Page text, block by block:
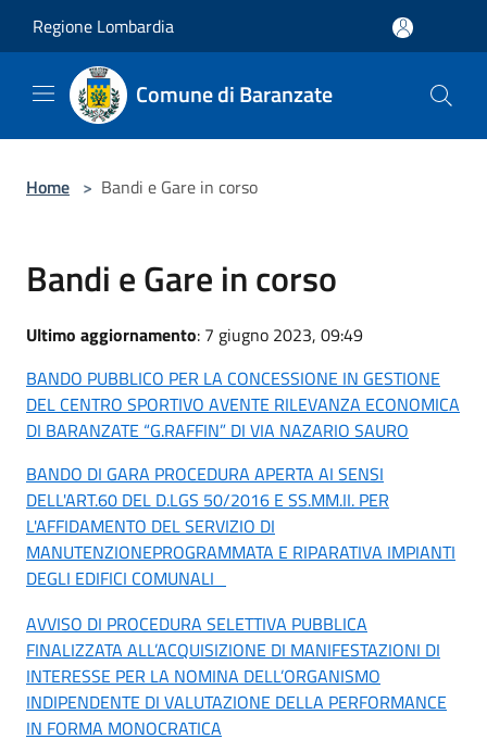
Regione Lombardia
Comune di Baranzate
Home > Bandi e Gare in corso
Bandi e Gare in corso
Ultimo aggiornamento: 7 giugno 2023, 09:49
BANDO PUBBLICO PER LA CONCESSIONE IN GESTIONE
DEL CENTRO SPORTIVO AVENTE RILEVANZA ECONOMICA
DI BARANZATE “G.RAFFIN” DI VIA NAZARIO SAURO
BANDO DI GARA PROCEDURA APERTA AI SENSI
DELL'ART.60 DEL D.LGS 50/2016 E SS.MM.II. PER
L'AFFIDAMENTO DEL SERVIZIO DI
MANUTENZIONEPROGRAMMATA E RIPARATIVA IMPIANTI
DEGLI EDIFICI COMUNALI
AVVISO DI PROCEDURA SELETTIVA PUBBLICA
FINALIZZATA ALL’ACQUISIZIONE DI MANIFESTAZIONI DI
INTERESSE PER LA NOMINA DELL’ORGANISMO
INDIPENDENTE DI VALUTAZIONE DELLA PERFORMANCE
IN FORMA MONOCRATICA